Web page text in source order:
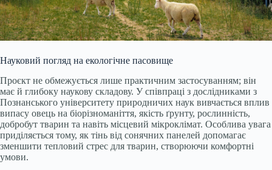
Науковий погляд на екологічне пасовище
Проєкт не обмежується лише практичним застосуванням; він
має й глибоку наукову складову. У співпраці з дослідниками з
Познанського університету природничих наук вивчається вплив
випасу овець на біорізноманіття, якість ґрунту, рослинність,
добробут тварин та навіть місцевий мікроклімат. Особлива увага
приділяється тому, як тінь від сонячних панелей допомагає
зменшити тепловий стрес для тварин, створюючи комфортні
умови.